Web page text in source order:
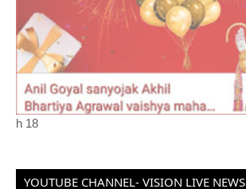
h 18
YOUTUBE CHANNEL- VISION LIVE NEWS